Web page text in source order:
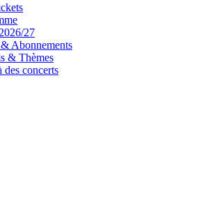
27
Abonnements
& Thèmes
des concerts